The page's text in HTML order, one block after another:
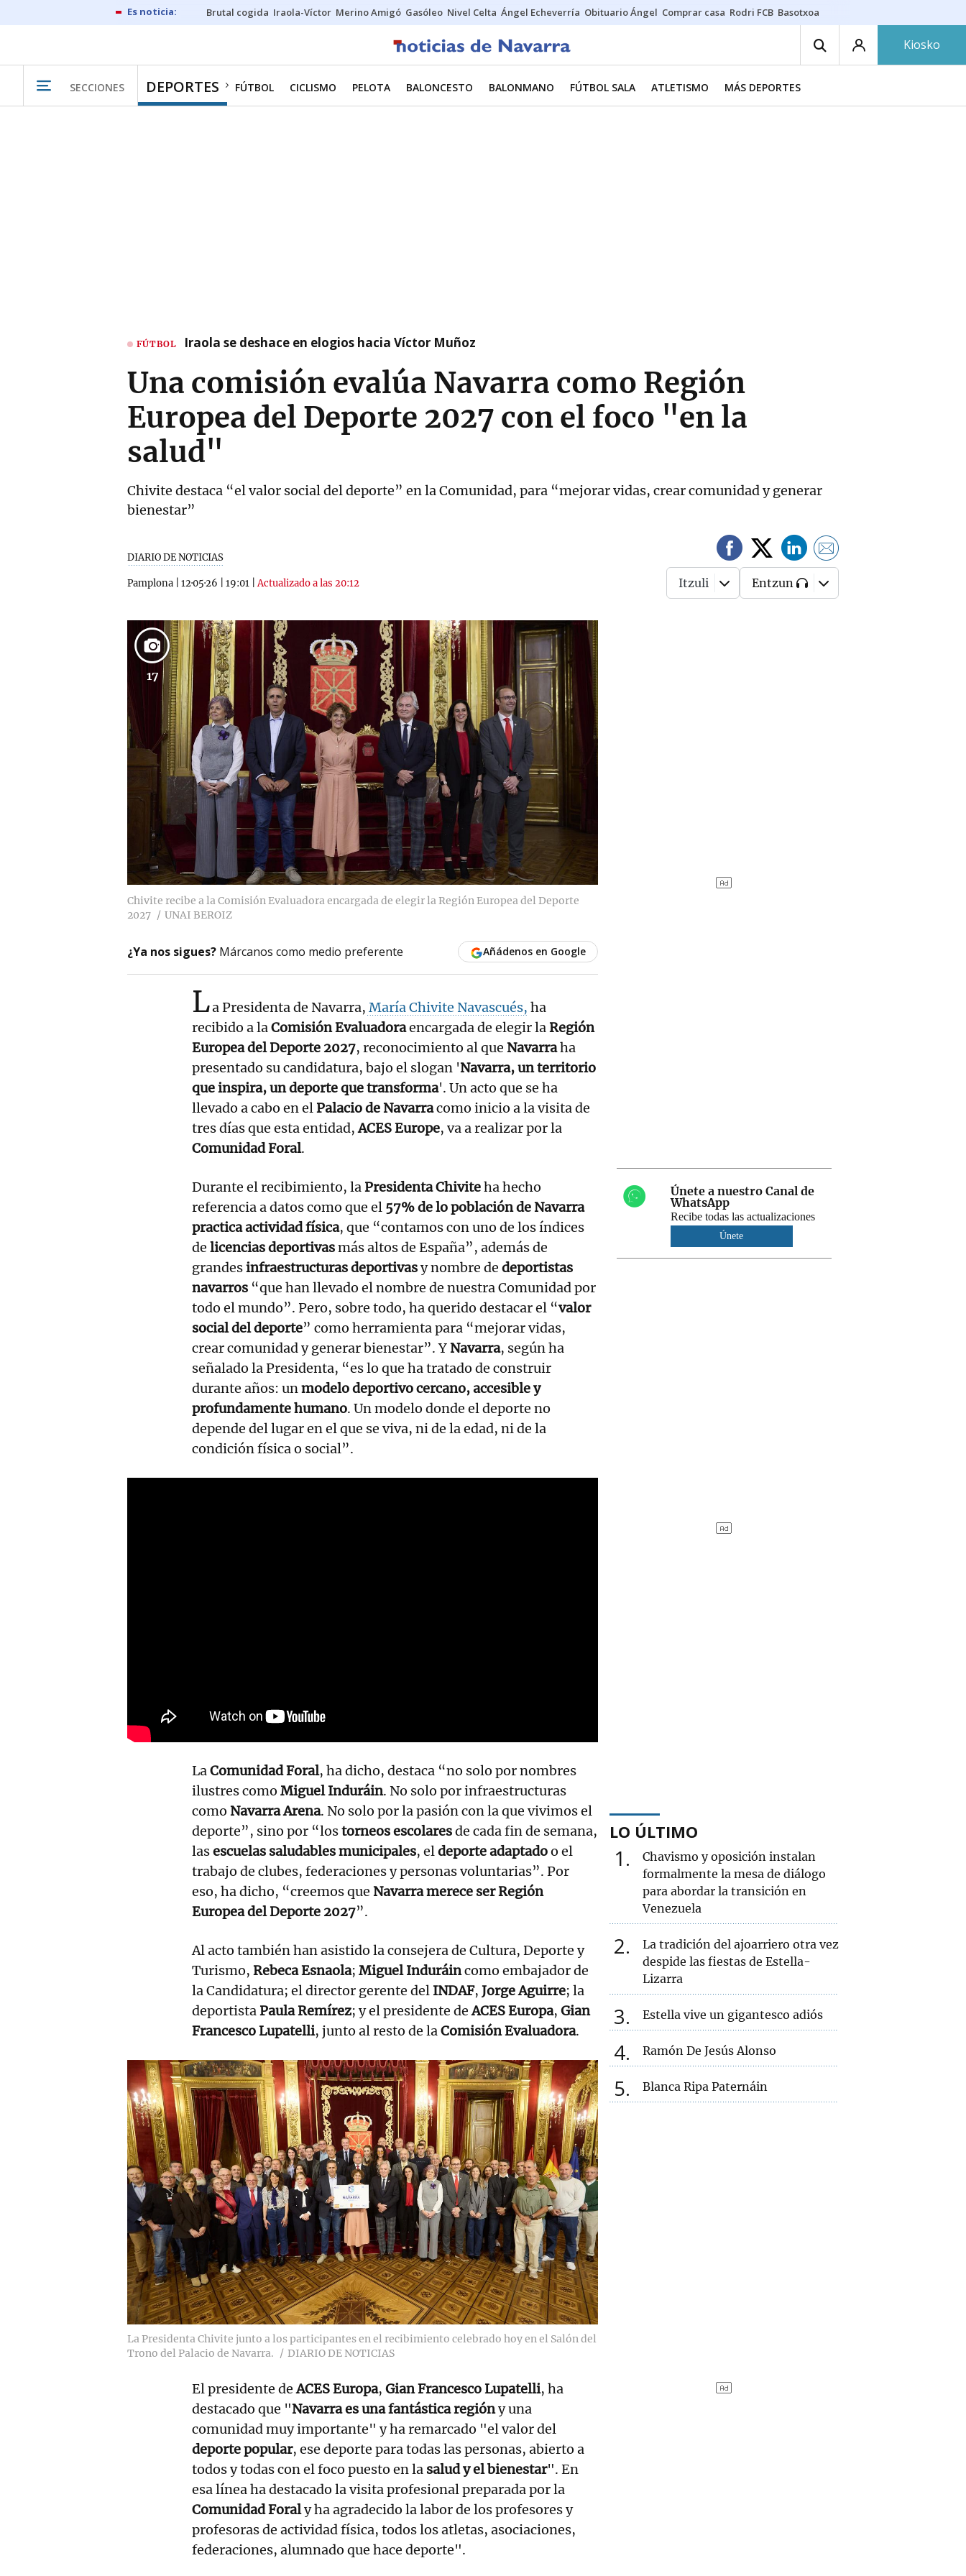
Brutal cogida Iraola-Víctor Merino Amigó Gasóleo Nivel Celta Ángel Echeverría Obituario Ángel Comprar casa Rodri FCB Basotxoa
Kiosko
SECCIONES DEPORTES FÚTBOL CICLISMO PELOTA BALONCESTO BALONMANO FÚTBOL SALA ATLETISMO MÁS DEPORTES
FÚTBOL Iraola se deshace en elogios hacia Víctor Muñoz
Una comisión evalúa Navarra como Región
Europea del Deporte 2027 con el foco "en la
salud"
Chivite destaca “el valor social del deporte” en la Comunidad, para “mejorar vidas, crear comunidad y generar
bienestar”
DIARIO DE NOTICIAS
Pamplona 12·05·26 19:01 |Actualizado a las 20:12 Itzuli Entzun
17
Chivite recibe a la Comisión Evaluadora encargada de elegir la Región Europea del Deporte
2027
UNAI BEROIZ
¿Ya nos sigues? Márcanos como medio preferente Añádenos en Google
La Presidenta de Navarra, María Chivite Navascués, ha
recibido a laComisión Evaluadoraencargada de elegir laRegión
Europea del Deporte 2027, reconocimiento al que Navarraha
presentado su candidatura, bajo el slogan 'Navarra, un territorio
que inspira, un deporte que transforma'. Un acto que se ha
llevado a cabo en elPalacio de Navarracomo inicio a la visita de
tres días que esta entidad,ACES Europe, va a realizar por la
Comunidad Foral.
Durante el recibimiento, laPresidenta Chiviteha hecho
referencia a datos como que el 57% de lo población de Navarra
practica actividad física, que “contamos con uno de los índices
de licencias deportivasmás altos de España”, además de
grandesinfraestructuras deportivasy nombre de deportistas
navarros “que han llevado el nombre de nuestra Comunidad por
todo el mundo”. Pero, sobre todo, ha querido destacar el “valor
social del deporte” como herramienta para “mejorar vidas,
crear comunidad y generar bienestar”. Y Navarra, según ha
señalado la Presidenta, “es lo que ha tratado de construir
durante años: unmodelo deportivo cercano, accesible y
profundamente humano. Un modelo donde el deporte no
depende del lugar en el que se viva, ni de la edad, ni de la
condición física o social”.
LaComunidad Foral, ha dicho, destaca “no solo por nombres
ilustres como Miguel Induráin. No solo por infraestructuras
como Navarra Arena. No solo por la pasión con la que vivimos el
deporte”, sino por “lostorneos escolaresde cada fin de semana,
lasescuelas saludables municipales, eldeporte adaptadoo el
trabajo de clubes, federaciones y personas voluntarias”. Por
eso, ha dicho, “creemos que Navarra merece ser Región
Europea del Deporte 2027”.
Al acto también han asistido la consejera de Cultura, Deporte y
Turismo, Rebeca Esnaola; Miguel Induráincomo embajador de
la Candidatura; el director gerente del INDAF, Jorge Aguirre; la
deportistaPaula Remírez; y el presidente deACES Europa, Gian
Francesco Lupatelli, junto al resto de laComisión Evaluadora.
La Presidenta Chivite junto a los participantes en el recibimiento celebrado hoy en el Salón del
Trono del Palacio de Navarra.
DIARIO DE NOTICIAS
El presidente deACES Europa, Gian Francesco Lupatelli, ha
destacado que "Navarra es una fantástica regióny una
comunidad muy importante" y ha remarcado "el valor del
deporte popular, ese deporte para todas las personas, abierto a
todos y todas con el foco puesto en la salud y el bienestar". En
esa línea ha destacado la visita profesional preparada por la
Comunidad Foraly ha agradecido la labor de los profesores y
profesoras de actividad física, todos los atletas, asociaciones,
federaciones, alumnado que hace deporte".
Únete a nuestro Canal de
WhatsApp
Recibe todas las actualizaciones
Únete
LO ÚLTIMO
1
Chavismo y oposición instalan
formalmente la mesa de diálogo
para abordar la transición en
Venezuela
2
La tradición del ajoarriero otra vez
despide las fiestas de Estella-
Lizarra
3 Estella vive un gigantesco adiós
4 Ramón De Jesús Alonso
5 Blanca Ripa Paternáin